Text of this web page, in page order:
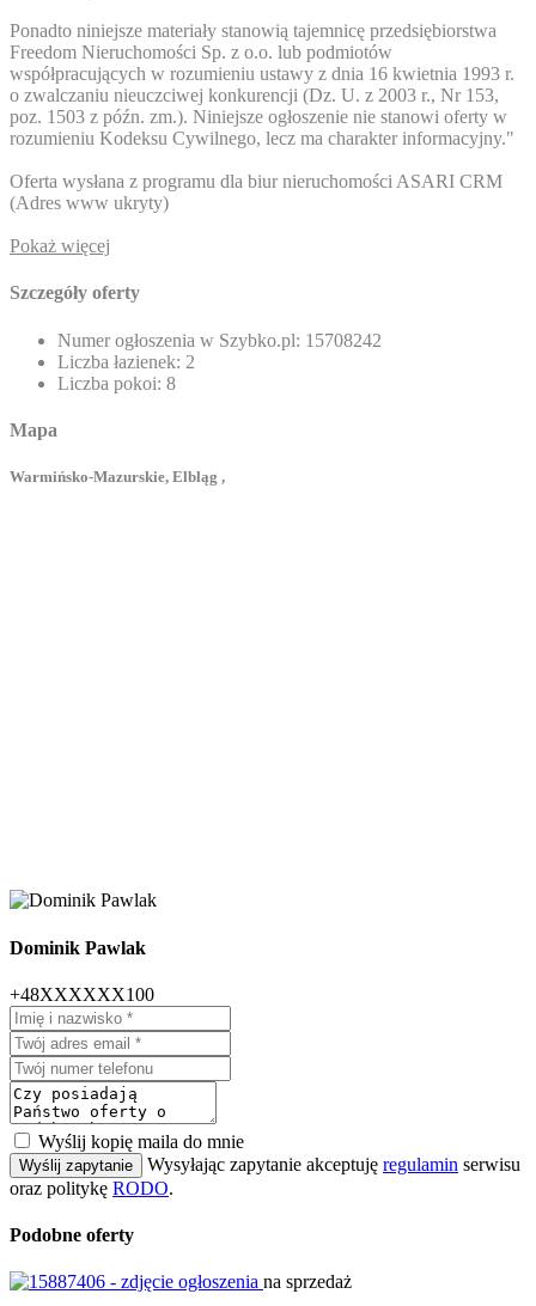
Ponadto niniejsze materiały stanowią tajemnicę przedsiębiorstwa
Freedom Nieruchomości Sp. z o.o. lub podmiotów
współpracujących w rozumieniu ustawy z dnia 16 kwietnia 1993 r.
o zwalczaniu nieuczciwej konkurencji (Dz. U. z 2003 r., Nr 153,
poz. 1503 z późn. zm.). Niniejsze ogłoszenie nie stanowi oferty w
rozumieniu Kodeksu Cywilnego, lecz ma charakter informacyjny."
Oferta wysłana z programu dla biur nieruchomości ASARI CRM
(Adres www ukryty)
Pokaż więcej
Szczegóły oferty
Numer ogłoszenia w Szybko.pl: 15708242
Liczba łazienek: 2
Liczba pokoi: 8
Mapa
Warmińsko-Mazurskie, Elbląg ,
Dominik Pawlak
+48XXXXXX100
Wyślij kopię maila do mnie
Wyślij zapytanie Wysyłając zapytanie akceptuję regulamin serwisu
oraz politykę RODO.
Podobne oferty
na sprzedaż